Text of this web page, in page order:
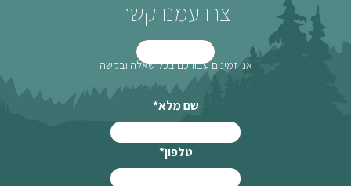
צרו עמנו קשר
אנו זמינים עבורכם בכל שאלה ובקשה
שם מלא*
טלפון*